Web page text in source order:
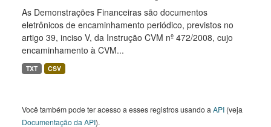
As Demonstrações Financeiras são documentos
eletrônicos de encaminhamento periódico, previstos no
artigo 39, inciso V, da Instrução CVM nº 472/2008, cujo
encaminhamento à CVM...
TXT CSV
Você também pode ter acesso a esses registros usando a API (veja
Documentação da API).